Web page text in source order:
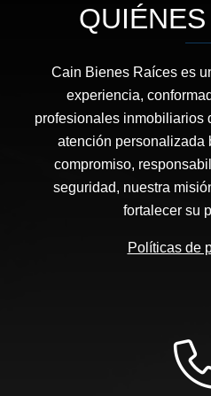
Cain Bienes Raíces es
experiencia,
profesionales inmobiliarios
atención personalizada
compromiso,
seguridad, nuestra
fortalecer su
Políticas de